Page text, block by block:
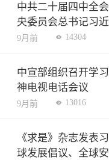
中共二十届四中全
央委员会总书记习
9月前 14304
中宣部组织召开学
神电视电话会议
9月前 13016
《求是》杂志发表
球发展倡议、全球